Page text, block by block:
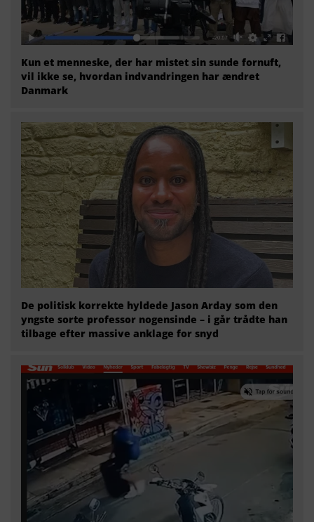
Kun et menneske, der har mistet sin sunde fornuft,
vil ikke se, hvordan indvandringen har ændret
Danmark
De politisk korrekte hyldede Jason Arday som den
yngste sorte professor nogensinde – i går trådte han
tilbage efter massive anklage for snyd